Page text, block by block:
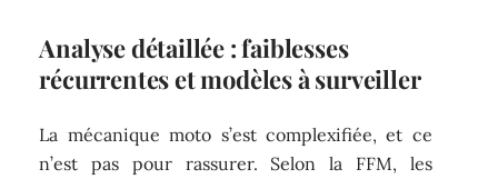
Analyse détaillée : faiblesses
récurrentes et modèles à surveiller
La mécanique moto s’est complexifiée, et ce
n’est pas pour rassurer. Selon la FFM, les